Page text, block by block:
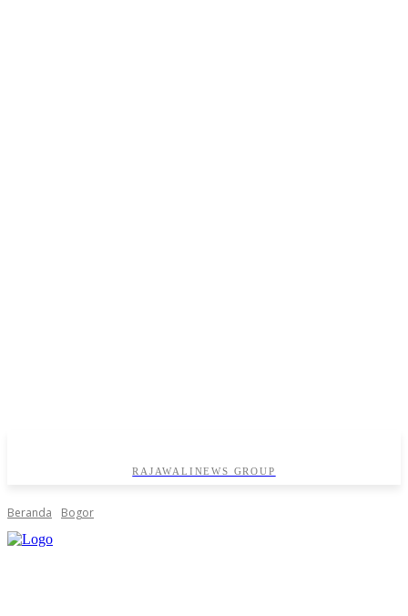
RAJAWALINEWS GROUP
Beranda Bogor